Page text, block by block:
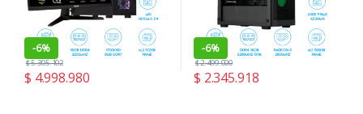
-6%
$ 4.998.980
$5.305.102
-6%
$ 2.345.918
$2.499.000